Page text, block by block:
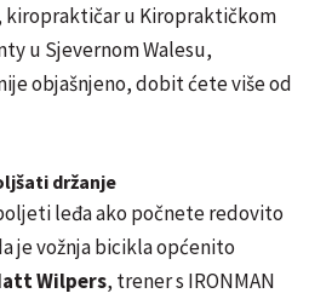
kiropraktičar u Kiropraktičkom
u Sjevernom Walesu,
objašnjeno, dobit ćete više od
držanje
leđa ako počnete redovito
je vožnja bicikla općenito
Wilpers, trener s IRONMAN